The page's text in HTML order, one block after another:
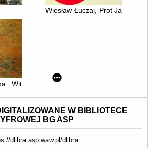
Wiesław Łuczaj, Prot
: Witold Januszewski (1915-1981) :
W BIBLIOTECE
BG ASP
dlibra.asp.waw.pl/dlibra